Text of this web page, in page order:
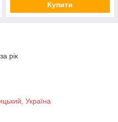
Купити
рік
Україна